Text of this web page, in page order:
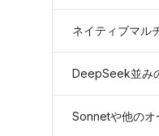
ネイティブマル
DeepSeek並み
Sonnetや他のオ